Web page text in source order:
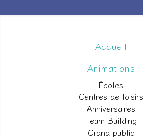
Accueil
Animations
Écoles
Centres de loisirs
Anniversaires
Team Building
Grand public